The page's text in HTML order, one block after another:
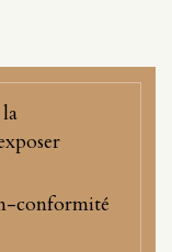
conformité